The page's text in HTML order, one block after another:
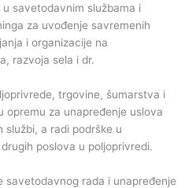
savetodavnim službama i
za uvođenje savremenih
i organizacije na
razvoja sela i dr.
trgovine, šumarstva i
za unapređenje uslova
službi, a radi podrške u
poslova u poljoprivredi.
savetodavnog rada i unapređenje